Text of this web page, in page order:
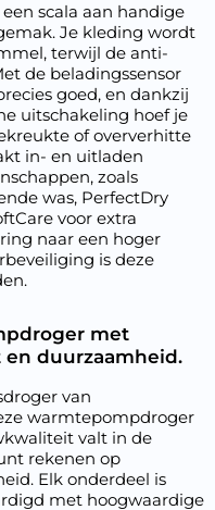
scala aan handige
Je kleding wordt
terwijl de anti-
de beladingssensor
goed, en dankzij
uitschakeling hoef je
of oververhitte
in- en uitladen
zoals
was, PerfectDry
voor extra
naar een hoger
is deze
met
duurzaamheid.
van
warmtepompdroger
valt in de
rekenen op
Elk onderdeel is
met hoogwaardige